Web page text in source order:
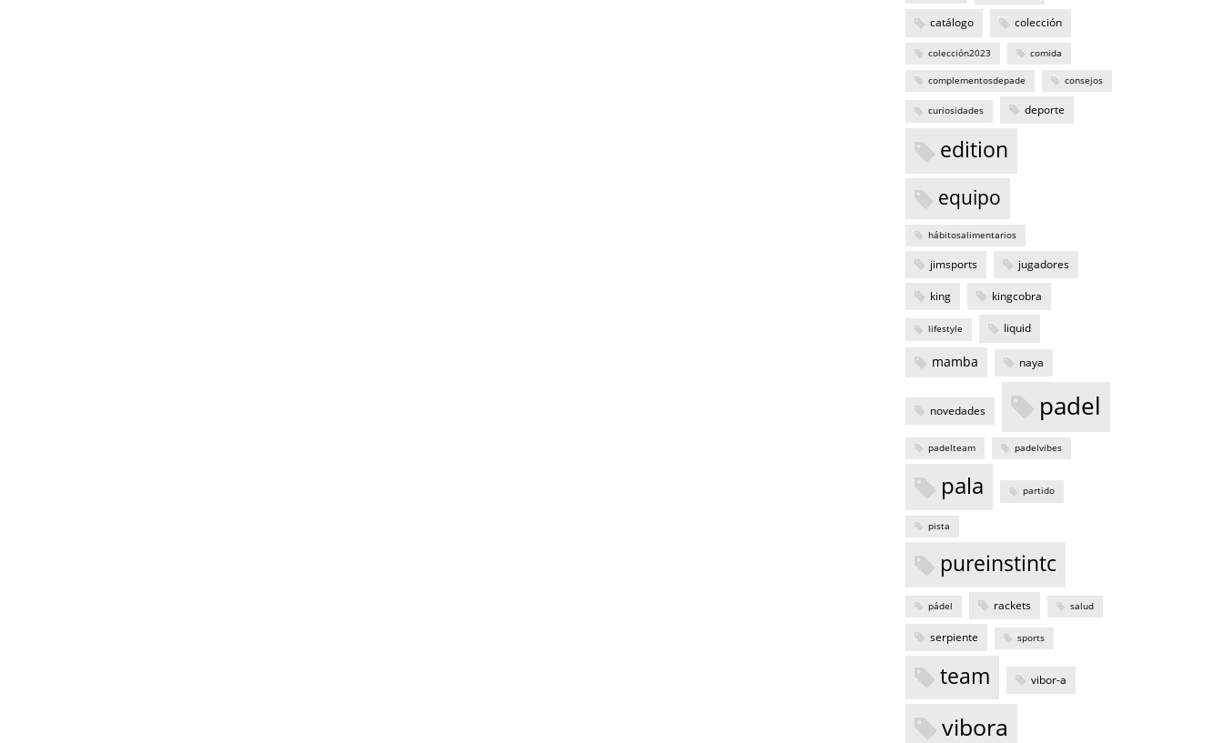
catálogo colección
colección2023 comida
complementosdepade consejos
curiosidades deporte
edition
equipo
hábitosalimentarios
jimsports jugadores
king kingcobra
lifestyle liquid
mamba naya
novedades padel
padelteam padelvibes
pala partido
pista
pureinstintc
pádel rackets salud
serpiente sports
team vibor-a
vibora